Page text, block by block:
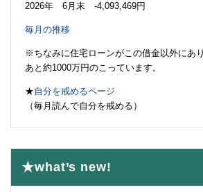
2026年 6月末 -4,093,469円
毎月の推移
※ちなみに住宅ローンがこの借金以外にあり
あと約1000万円のこっています。
★自分を戒めるページ
（毎月読んで自分を戒める）
★what’s new!